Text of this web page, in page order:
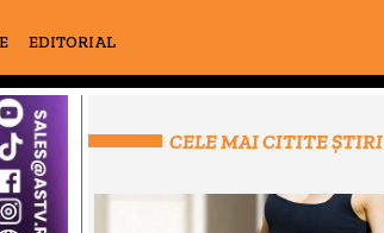
EDITORIAL
CELE MAI CITITE ȘTIRI